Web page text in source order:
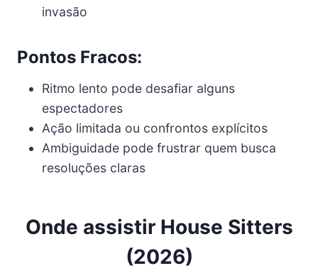
invasão
Pontos Fracos:
Ritmo lento pode desafiar alguns
espectadores
Ação limitada ou confrontos explícitos
Ambiguidade pode frustrar quem busca
resoluções claras
Onde assistir House Sitters
(2026)